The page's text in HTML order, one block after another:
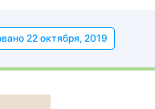
22 октября, 2019